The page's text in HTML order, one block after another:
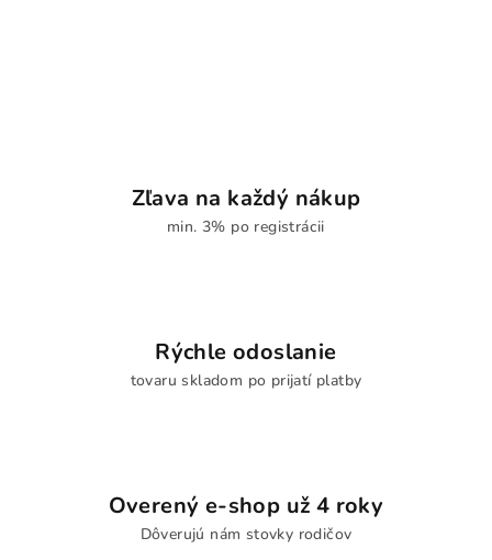
Zľava na každý nákup
min. 3% po registrácii
Rýchle odoslanie
tovaru skladom po prijatí platby
Overený e-shop už 4 roky
Dôverujú nám stovky rodičov